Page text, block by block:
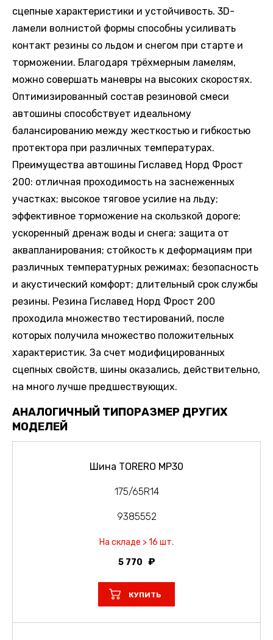
сцепные характеристики и устойчивость. 3D-
ламели волнистой формы способны усиливать
контакт резины со льдом и снегом при старте и
торможении. Благодаря трёхмерным ламелям,
можно совершать маневры на высоких скоростях.
Оптимизированный состав резиновой смеси
автошины способствует идеальному
балансированию между жесткостью и гибкостью
протектора при различных температурах.
Преимущества автошины Гиславед Норд Фрост
200: отличная проходимость на заснеженных
участках; высокое тяговое усилие на льду;
эффективное торможение на скользкой дороге;
ускоренный дренаж воды и снега; защита от
аквапланирования; стойкость к деформациям при
различных температурных режимах; безопасность
и акустический комфорт; длительный срок службы
резины. Резина Гиславед Норд Фрост 200
проходила множество тестирований, после
которых получила множество положительных
характеристик. За счет модифицированных
сцепных свойств, шины оказались, действительно,
на много лучше предшествующих.
АНАЛОГИЧНЫЙ ТИПОРАЗМЕР ДРУГИХ
МОДЕЛЕЙ
Шина TORERO MP30
175/65R14
9385552
На складе > 16 шт.
5 770
КУПИТЬ